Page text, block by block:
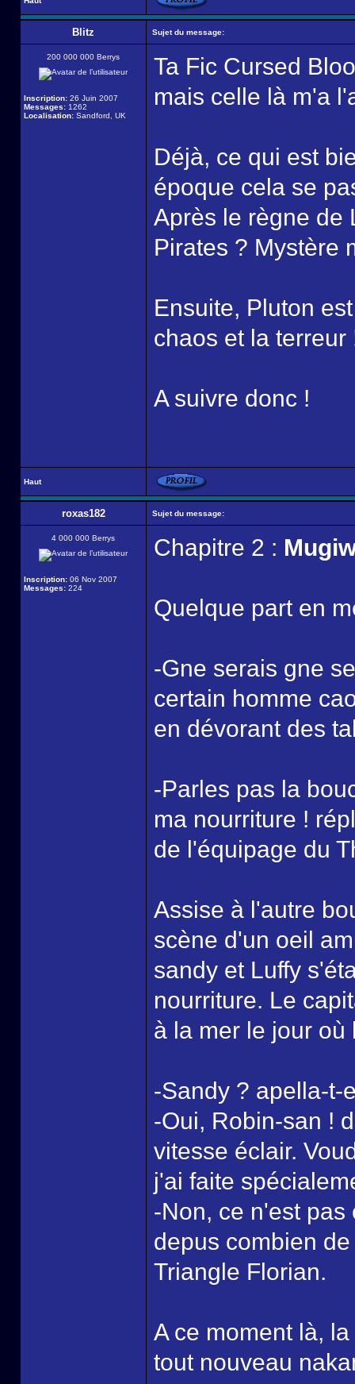
Blitz Sujet du message:
200 000 000 Berrys
Inscription: 26 Juin 2007
Messages: 1262
Localisation: Sandford, UK
Ta Fic Cursed
mais celle là m'a
Déjà, ce qui est
époque cela se
Après le règne de
Pirates ? Mystère
Ensuite, Pluton
chaos et la terreur
A suivre donc !
Haut
roxas182 Sujet du message:
4 000 000 Berrys
Inscription: 06 Nov 2007
Messages: 224
Chapitre 2 :
Quelque part en
-Gne serais gne
certain homme
en dévorant des
-Parles pas la
ma nourriture !
de l'équipage du
Assise à l'autre
scène d'un oeil
sandy et Luffy
nourriture. Le
à la mer le jour où
-Sandy ? apella-t-
-Oui, Robin-san !
vitesse éclair.
j'ai faite
-Non, ce n'est
depus combien
Triangle Florian.
A ce moment là,
tout nouveau